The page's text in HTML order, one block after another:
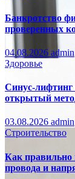
Банкротство
проверенных
04.08.2026 admin
Здоровье
Синус-лифтинг
открытый
03.08.2026 admin
Строительство
Как правильно
провода и